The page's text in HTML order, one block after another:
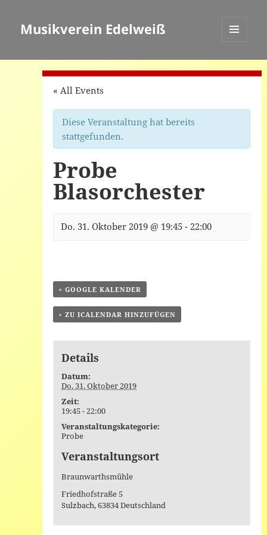
Musikverein Edelweiß
« All Events
Diese Veranstaltung hat bereits
stattgefunden.
Probe
Blasorchester
Do. 31. Oktober 2019 @ 19:45 -22:00
+ GOOGLE KALENDER
+ ZU ICALENDAR HINZUFÜGEN
Details
Datum:
Do. 31. Oktober 2019
Zeit:
19:45 - 22:00
Veranstaltungskategorie:
Probe
Veranstaltungsort
Braunwarthsmühle
Friedhofstraße 5
Sulzbach,63834Deutschland